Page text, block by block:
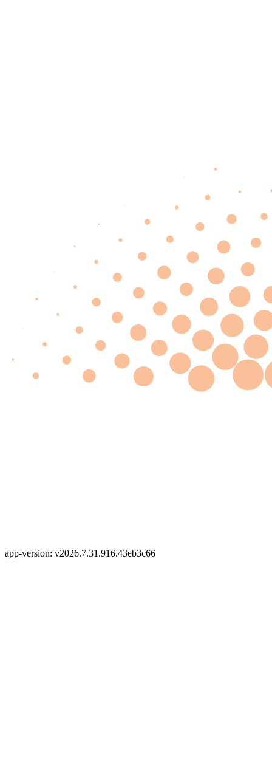
app-version: v2026.7.31.916.43eb3c66